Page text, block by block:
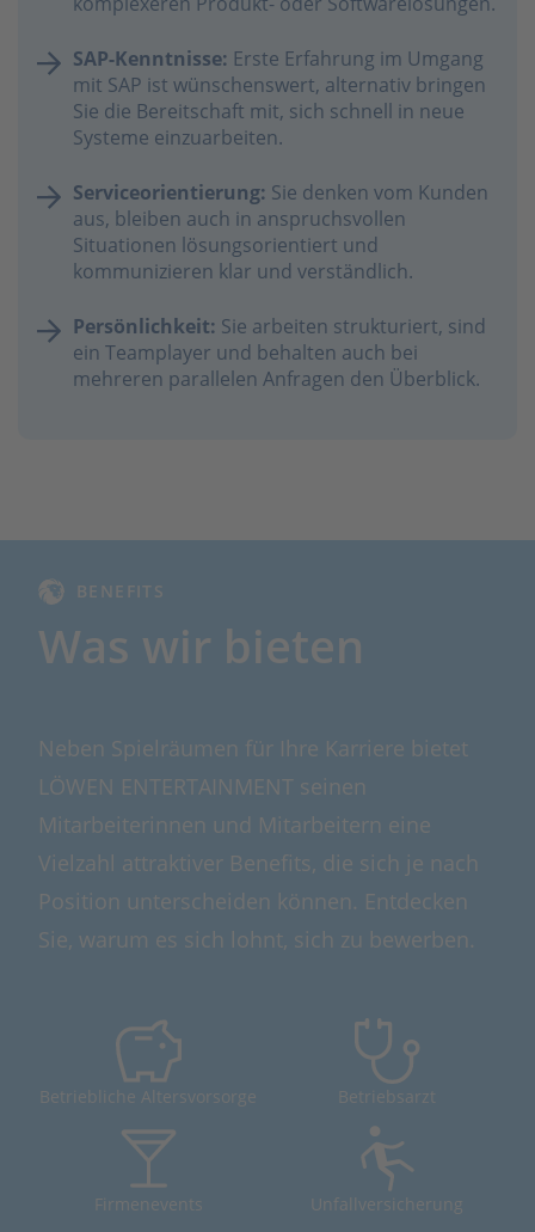
SAP-Kenntnisse: Erste Erfahrung im Umgang
mit SAP ist wünschenswert, alternativ bringen
Sie die Bereitschaft mit, sich schnell in neue
Systeme einzuarbeiten.
Serviceorientierung: Sie denken vom Kunden
aus, bleiben auch in anspruchsvollen
Situationen lösungsorientiert und
kommunizieren klar und verständlich.
Persönlichkeit: Sie arbeiten strukturiert, sind
ein Teamplayer und behalten auch bei
mehreren parallelen Anfragen den Überblick.
BENEFITS
Was wir bieten
Neben Spielräumen für Ihre Karriere bietet
LÖWEN ENTERTAINMENT seinen
Mitarbeiterinnen und Mitarbeitern eine
Vielzahl attraktiver Benefits, die sich je nach
Position unterscheiden können. Entdecken
Sie, warum es sich lohnt, sich zu bewerben.
Betriebliche Altersvorsorge Betriebsarzt
Firmenevents Unfallversicherung